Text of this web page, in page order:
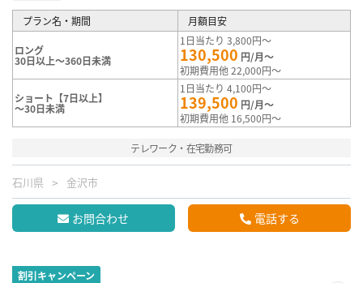
プラン名・期間 月額目安
ロング
30日以上～360日未満
1日当たり 3,800円～
130,500 円/月～
初期費用他 22,000円～
ショート【7日以上】
～30日未満
1日当たり 4,100円～
139,500 円/月～
初期費用他 16,500円～
テレワーク・在宅勤務可
石川県 金沢市
お問合わせ 電話する
割引キャンペーン